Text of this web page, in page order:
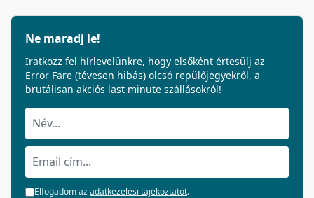
Ne maradj le!
Iratkozz fel hírlevelünkre, hogy elsőként értesülj az
Error Fare (tévesen hibás) olcsó repülőjegyekről, a
brutálisan akciós last minute szállásokról!
Elfogadom azadatkezelési tájékoztatót.